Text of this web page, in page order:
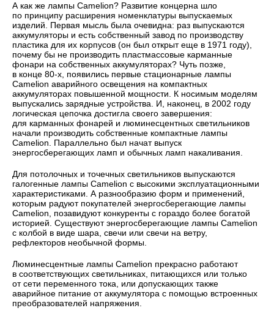
А как же лампы Camelion? Развитие концерна шло
по принципу расширения номенклатуры выпускаемых
изделий. Первая мысль была очевидна: раз выпускаются
аккумуляторы и есть собственный завод по производству
пластика для их корпусов (он был открыт еще в 1971 году),
почему бы не производить пластмассовые карманные
фонари на собственных аккумуляторах? Чуть позже,
в конце 80-х, появились первые стационарные лампы
Camelion аварийного освещения на компактных
аккумуляторах повышенной мощности. К носимым моделям
выпускались зарядные устройства. И, наконец, в 2002 году
логическая цепочка достигла своего завершения:
для карманных фонарей и люминесцентных светильников
начали производить собственные компактные лампы
Camelion. Параллельно был начат выпуск
энергосберегающих ламп и обычных ламп накаливания.
Для потолочных и точечных светильников выпускаются
галогенные лампы Camelion с высокими эксплуатационными
характеристиками. А разнообразию форм и применений,
которым радуют покупателей энергосберегающие лампы
Camelion, позавидуют конкуренты с гораздо более богатой
историей. Существуют энергосберегающие лампы Camelion
с колбой в виде шара, свечи или свечи на ветру,
рефлекторов необычной формы.
Люминесцентные лампы Camelion прекрасно работают
в соответствующих светильниках, питающихся или только
от сети переменного тока, или допускающих также
аварийное питание от аккумулятора с помощью встроенных
преобразователей напряжения.